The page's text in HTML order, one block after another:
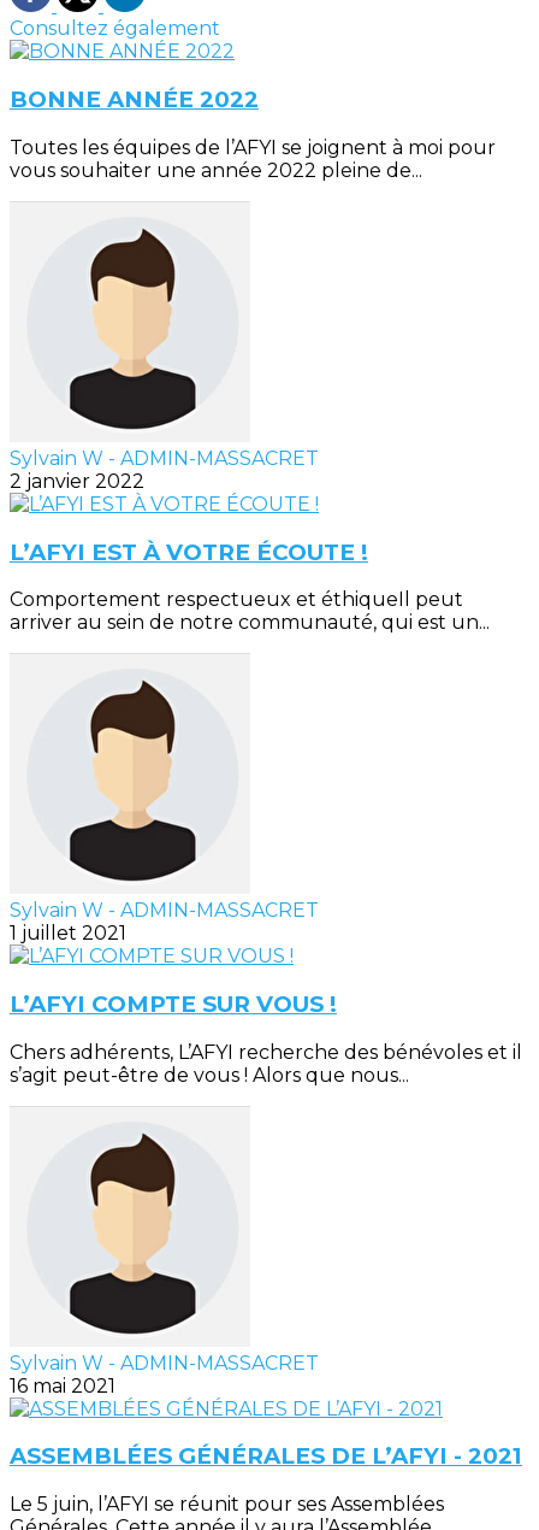
Consultez également
BONNE ANNÉE 2022
Toutes les équipes de l’AFYI se joignent à moi pour
vous souhaiter une année 2022 pleine de...
Sylvain W - ADMIN-MASSACRET
2 janvier 2022
L’AFYI EST À VOTRE ÉCOUTE !
Comportement respectueux et éthiqueIl peut
arriver au sein de notre communauté, qui est un...
Sylvain W - ADMIN-MASSACRET
1 juillet 2021
L’AFYI COMPTE SUR VOUS !
Chers adhérents, L’AFYI recherche des bénévoles et il
s’agit peut-être de vous ! Alors que nous...
Sylvain W - ADMIN-MASSACRET
16 mai 2021
ASSEMBLÉES GÉNÉRALES DE L’AFYI - 2021
Le 5 juin, l’AFYI se réunit pour ses Assemblées